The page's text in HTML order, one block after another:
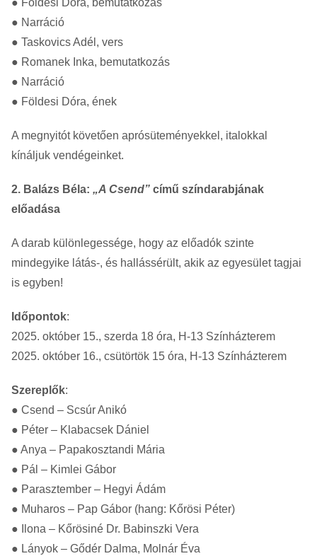
● Földesi Dóra, bemutatkozás
● Narráció
● Taskovics Adél, vers
● Romanek Inka, bemutatkozás
● Narráció
● Földesi Dóra, ének
A megnyitót követően aprósüteményekkel, italokkal
kínáljuk vendégeinket.
2. Balázs Béla: „A Csend” című színdarabjának
előadása
A darab különlegessége, hogy az előadók szinte
mindegyike látás-, és hallássérült, akik az egyesület tagjai
is egyben!
Időpontok:
2025. október 15., szerda 18 óra, H-13 Színházterem
2025. október 16., csütörtök 15 óra, H-13 Színházterem
Szereplők:
● Csend – Scsúr Anikó
● Péter – Klabacsek Dániel
● Anya – Papakosztandi Mária
● Pál – Kimlei Gábor
● Parasztember – Hegyi Ádám
● Muharos – Pap Gábor (hang: Kőrösi Péter)
● Ilona – Kőrösiné Dr. Babinszki Vera
● Lányok – Gődér Dalma, Molnár Éva